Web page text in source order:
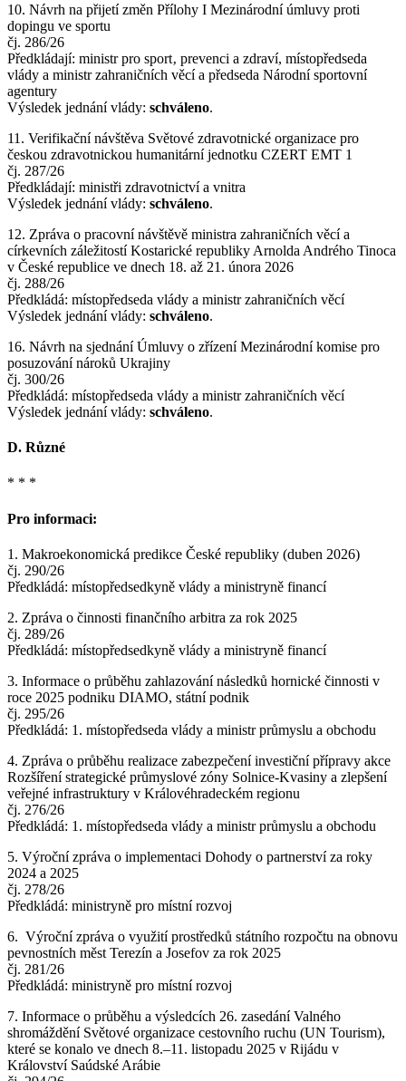
10. Návrh na přijetí změn Přílohy I Mezinárodní úmluvy proti
dopingu ve sportu
čj. 286/26
Předkládají: ministr pro sport‚ prevenci a zdraví, místopředseda
vlády a ministr zahraničních věcí a předseda Národní sportovní
agentury
Výsledek jednání vlády: schváleno.
11. Verifikační návštěva Světové zdravotnické organizace pro
českou zdravotnickou humanitární jednotku CZERT EMT 1
čj. 287/26
Předkládají: ministři zdravotnictví a vnitra
Výsledek jednání vlády: schváleno.
12. Zpráva o pracovní návštěvě ministra zahraničních věcí a
církevních záležitostí Kostarické republiky Arnolda Andrého Tinoca
v České republice ve dnech 18. až 21. února 2026
čj. 288/26
Předkládá: místopředseda vlády a ministr zahraničních věcí
Výsledek jednání vlády: schváleno.
16. Návrh na sjednání Úmluvy o zřízení Mezinárodní komise pro
posuzování nároků Ukrajiny
čj. 300/26
Předkládá: místopředseda vlády a ministr zahraničních věcí
Výsledek jednání vlády: schváleno.
D. Různé
* * *
Pro informaci:
1. Makroekonomická predikce České republiky (duben 2026)
čj. 290/26
Předkládá: místopředsedkyně vlády a ministryně financí
2. Zpráva o činnosti finančního arbitra za rok 2025
čj. 289/26
Předkládá: místopředsedkyně vlády a ministryně financí
3. Informace o průběhu zahlazování následků hornické činnosti v
roce 2025 podniku DIAMO, státní podnik
čj. 295/26
Předkládá: 1. místopředseda vlády a ministr průmyslu a obchodu
4. Zpráva o průběhu realizace zabezpečení investiční přípravy akce
Rozšíření strategické průmyslové zóny Solnice-Kvasiny a zlepšení
veřejné infrastruktury v Královéhradeckém regionu
čj. 276/26
Předkládá: 1. místopředseda vlády a ministr průmyslu a obchodu
5. Výroční zpráva o implementaci Dohody o partnerství za roky
2024 a 2025
čj. 278/26
Předkládá: ministryně pro místní rozvoj
6. Výroční zpráva o využití prostředků státního rozpočtu na obnovu
pevnostních měst Terezín a Josefov za rok 2025
čj. 281/26
Předkládá: ministryně pro místní rozvoj
7. Informace o průběhu a výsledcích 26. zasedání Valného
shromáždění Světové organizace cestovního ruchu (UN Tourism),
které se konalo ve dnech 8.–11. listopadu 2025 v Rijádu v
Království Saúdské Arábie